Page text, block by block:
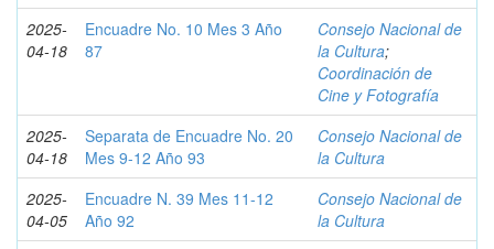
2025-
04-18
Encuadre No. 10 Mes 3 Año
87
Consejo Nacional de
la Cultura;
Coordinación de
Cine y Fotografía
2025-
04-18
Separata de Encuadre No. 20
Mes 9-12 Año 93
Consejo Nacional de
la Cultura
2025-
04-05
Encuadre N. 39 Mes 11-12
Año 92
Consejo Nacional de
la Cultura